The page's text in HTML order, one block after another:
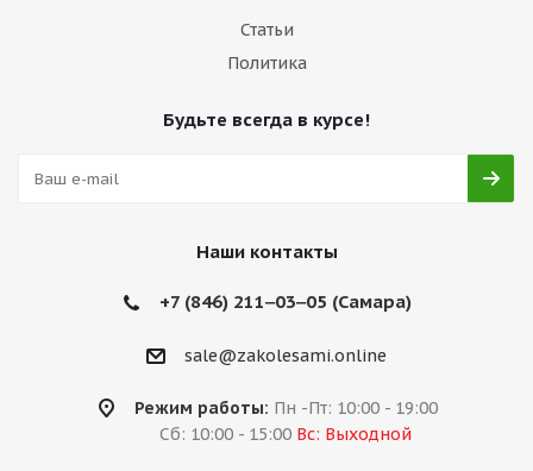
Статьи
Политика
Будьте всегда в курсе!
Наши контакты
+7 (846) 211‒03‒05 (Самара)
sale@zakolesami.online
Режим работы: Пн -Пт: 10:00 - 19:00
Сб: 10:00 - 15:00 Вс: Выходной